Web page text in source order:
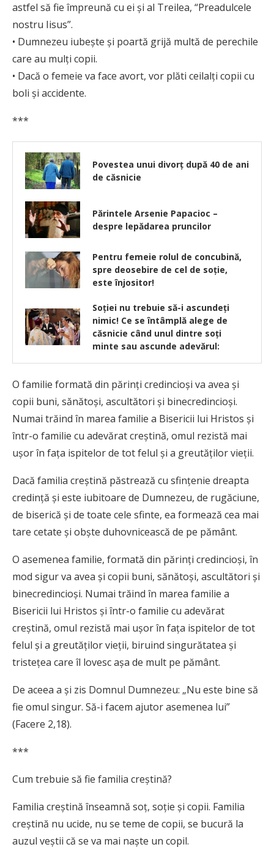
astfel să fie împreună cu ei şi al Treilea, “Preadulcele
nostru Iisus”.
• Dumnezeu iubeşte şi poartă grijă multă de perechile
care au mulţi copii.
• Dacă o femeie va face avort, vor plăti ceilalţi copii cu
boli şi accidente.
***
Povestea unui divorţ după 40 de ani
de căsnicie
Părintele Arsenie Papacioc –
despre lepădarea pruncilor
Pentru femeie rolul de concubină,
spre deosebire de cel de soţie,
este înjositor!
Soţiei nu trebuie să-i ascundeţi
nimic! Ce se întâmplă alege de
căsnicie când unul dintre soți
minte sau ascunde adevărul:
O familie formată din părinţi credincioşi va avea şi
copii buni, sănătoşi, ascultători şi binecredincioşi.
Numai trăind în marea familie a Bisericii lui Hristos şi
într-o familie cu adevărat creştină, omul rezistă mai
uşor în faţa ispitelor de tot felul şi a greutăţilor vieţii.
Dacă familia creştină păstrează cu sfinţenie dreapta
credinţă şi este iubitoare de Dumnezeu, de rugăciune,
de biserică şi de toate cele sfinte, ea formează cea mai
tare cetate şi obşte duhovnicească de pe pământ.
O asemenea familie, formată din părinţi credincioşi, în
mod sigur va avea şi copii buni, sănătoşi, ascultători şi
binecredincioşi. Numai trăind în marea familie a
Bisericii lui Hristos şi într-o familie cu adevărat
creştină, omul rezistă mai uşor în faţa ispitelor de tot
felul şi a greutăţilor vieţii, biruind singurătatea şi
tristeţea care îl lovesc aşa de mult pe pământ.
De aceea a şi zis Domnul Dumnezeu: „Nu este bine să
fie omul singur. Să-i facem ajutor asemenea lui”
(Facere 2,18).
***
Cum trebuie să fie familia creştină?
Familia creştină înseamnă soţ, soţie şi copii. Familia
creştină nu ucide, nu se teme de copii, se bucură la
auzul veştii că se va mai naşte un copil.